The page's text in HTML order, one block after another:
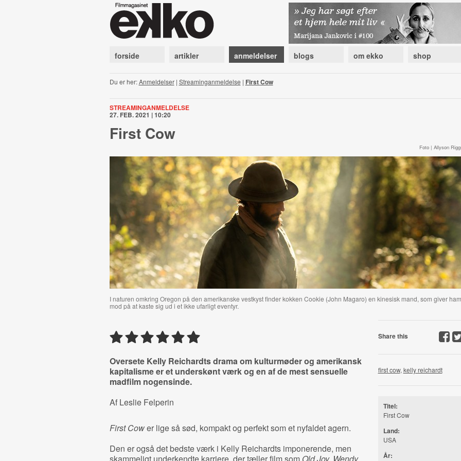
forside artikler anmeldelser blogs om ekko shop
Du er her:Anmeldelser| Streaminganmeldelse | First Cow
STREAMINGANMELDELSE
27. FEB. 2021 | 10:20
First Cow
Foto | Allyson
I naturen omkring Oregon på den amerikanske vestkyst finder kokken Cookie (John Magaro) en kinesisk mand, som giver ham
mod på at kaste sig ud i et ikke ufarligt eventyr.
Oversete Kelly Reichardts drama om kulturmøder og amerikansk
kapitalisme er et underskønt værk og en af de mest sensuelle
madfilm nogensinde.
Af Leslie Felperin
First Cower lige så sød, kompakt og perfekt som et nyfaldet agern.
Den er også det bedste værk i Kelly Reichardts imponerende, men
Share this
first cow, kelly reichardt
Titel:
First Cow
Land:
USA
År: